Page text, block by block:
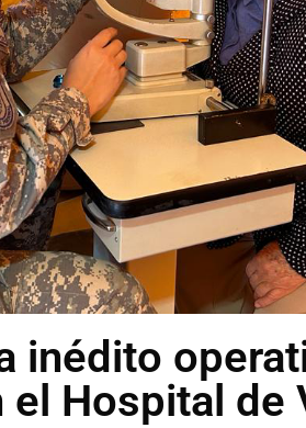
inédito
el Hospital de